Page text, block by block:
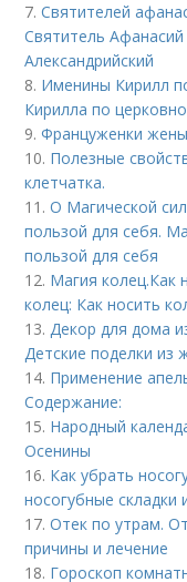
7.Святителей
Святитель
Александрийский
8. Именины Кирилл
Кирилла по
9.Француженки
10. Полезные
клетчатка.
11.О Магической
пользой для себя.
пользой для себя
12. Магия колец.Как
колец: Как носить
13.Декор для дома
Детские поделки из
14. Применение
Содержание:
15. Народный
Осенины
16. Как убрать
носогубные складки
17.Отек по утрам.
причины и лечение
18. Гороскоп